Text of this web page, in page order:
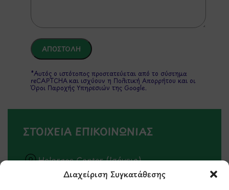
Διαχείριση Συγκατάθεσης
*Αυτός ο ιστότοπος προστατεύεται από το σύστημα
reCAPTCHA και ισχύουν η Πολιτική Απορρήτου και οι
Όροι Παροχής Υπηρεσιώντης Google.
ΣΤΟΙΧΕΙΑ ΕΠΙΚΟΙΝΩΝΙΑΣ
Holargos Center (Ισόγειο)
Λ.Περικλέους 56,